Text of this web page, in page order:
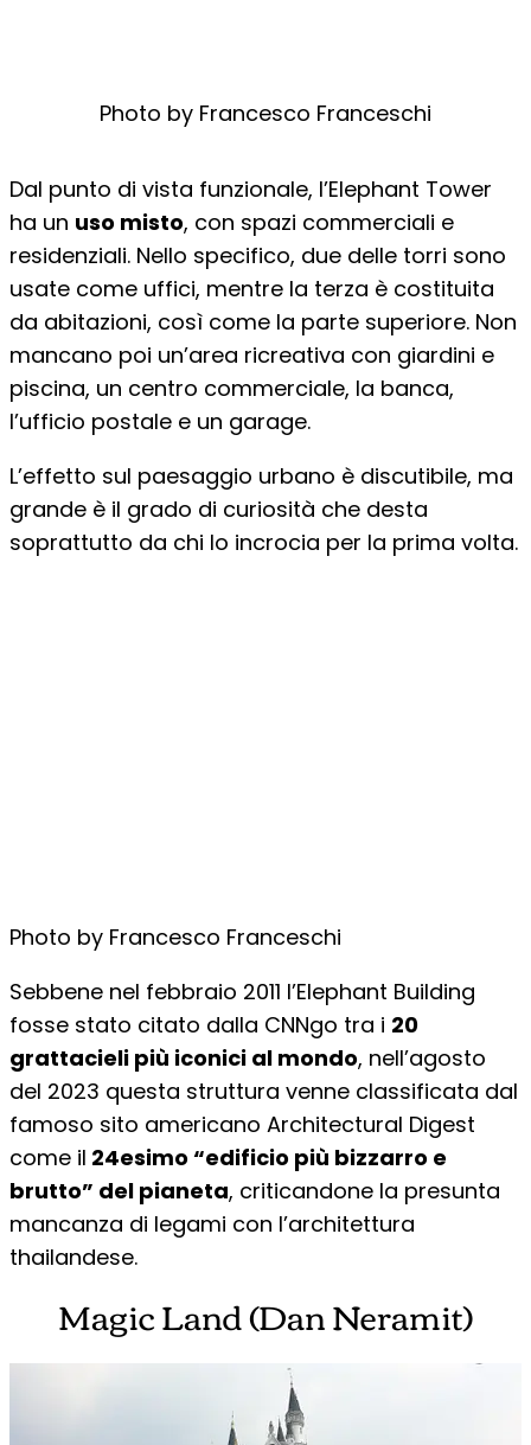
Photo by Francesco Franceschi
Dal punto di vista funzionale, l’Elephant Tower
ha un uso misto, con spazi commerciali e
residenziali. Nello specifico, due delle torri sono
usate come uffici, mentre la terza è costituita
da abitazioni, così come la parte superiore. Non
mancano poi un’area ricreativa con giardini e
piscina, un centro commerciale, la banca,
l’ufficio postale e un garage.
L’effetto sul paesaggio urbano è discutibile, ma
grande è il grado di curiosità che desta
soprattutto da chi lo incrocia per la prima volta.
Photo by Francesco Franceschi
Sebbene nel febbraio 2011 l’Elephant Building
fosse stato citato dalla CNNgo tra i 20
grattacieli più iconici al mondo, nell’agosto
del 2023 questa struttura venne classificata dal
famoso sito americano Architectural Digest
come il 24esimo “edificio più bizzarro e
brutto” del pianeta, criticandone la presunta
mancanza di legami con l’architettura
thailandese.
Magic Land (Dan Neramit)